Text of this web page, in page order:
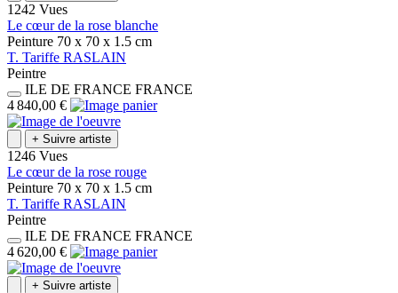
1242 Vues
Le cœur de la rose blanche
Peinture 70 x 70 x 1.5 cm
T. Tariffe RASLAIN
Peintre
ILE DE FRANCE FRANCE
4 840,00 €
+ Suivre artiste
1246 Vues
Le cœur de la rose rouge
Peinture 70 x 70 x 1.5 cm
T. Tariffe RASLAIN
Peintre
ILE DE FRANCE FRANCE
4 620,00 €
+ Suivre artiste